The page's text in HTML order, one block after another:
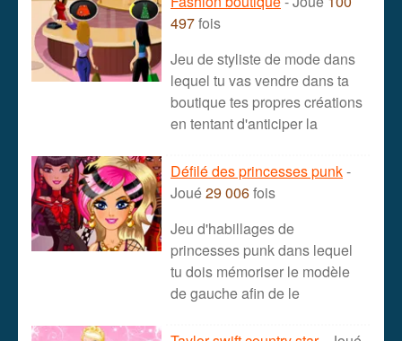
497fois
Jeu de styliste de mode dans
lequel tu vas vendre dans ta
boutique tes propres créations
en tentant d'anticiper la
Défilé des princesses punk-
Joué29 006fois
Jeu d'habillages de
princesses punk dans lequel
tu dois mémoriser le modèle
de gauche afin de le